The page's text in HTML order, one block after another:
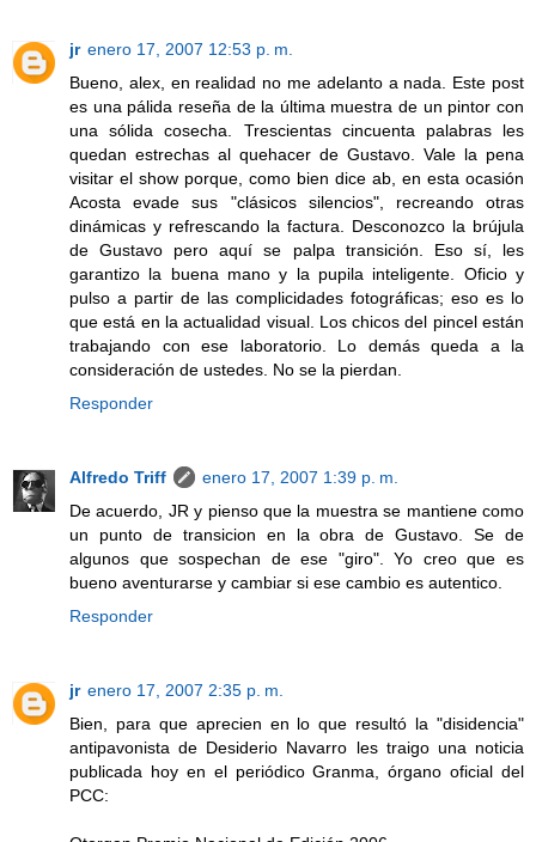
jr enero 17, 2007 12:53 p. m.
Bueno, alex, en realidad no me adelanto a nada. Este post
es una pálida reseña de la última muestra de un pintor con
una sólida cosecha. Trescientas cincuenta palabras les
quedan estrechas al quehacer de Gustavo. Vale la pena
visitar el show porque, como bien dice ab, en esta ocasión
Acosta evade sus "clásicos silencios", recreando otras
dinámicas y refrescando la factura. Desconozco la brújula
de Gustavo pero aquí se palpa transición. Eso sí, les
garantizo la buena mano y la pupila inteligente. Oficio y
pulso a partir de las complicidades fotográficas; eso es lo
que está en la actualidad visual. Los chicos del pincel están
trabajando con ese laboratorio. Lo demás queda a la
consideración de ustedes. No se la pierdan.
Responder
Alfredo Triff
enero 17, 2007 1:39 p. m.
De acuerdo, JR y pienso que la muestra se mantiene como
un punto de transicion en la obra de Gustavo. Se de
algunos que sospechan de ese "giro". Yo creo que es
bueno aventurarse y cambiar si ese cambio es autentico.
Responder
jr enero 17, 2007 2:35 p. m.
Bien, para que aprecien en lo que resultó la "disidencia"
antipavonista de Desiderio Navarro les traigo una noticia
publicada hoy en el periódico Granma, órgano oficial del
PCC: